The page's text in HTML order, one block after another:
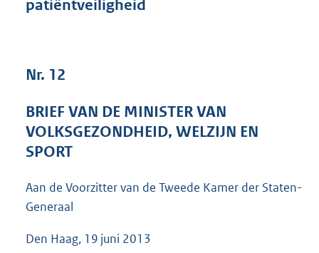
4
K
patiëntveiligheid
Nr. 12
BRIEF VAN DE MINISTER VAN
VOLKSGEZONDHEID, WELZIJN EN
SPORT
Aan de Voorzitter van de Tweede Kamer der Staten-
Generaal
Den Haag, 19 juni 2013